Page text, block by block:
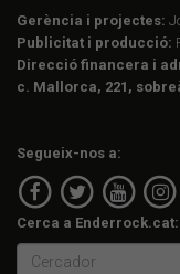
Gerència i projectes:
Publicitat i producció:
Direcció financera i
c. Mallorca, 221,
Segueix-nos a:
Cerca a Enderrock.cat: